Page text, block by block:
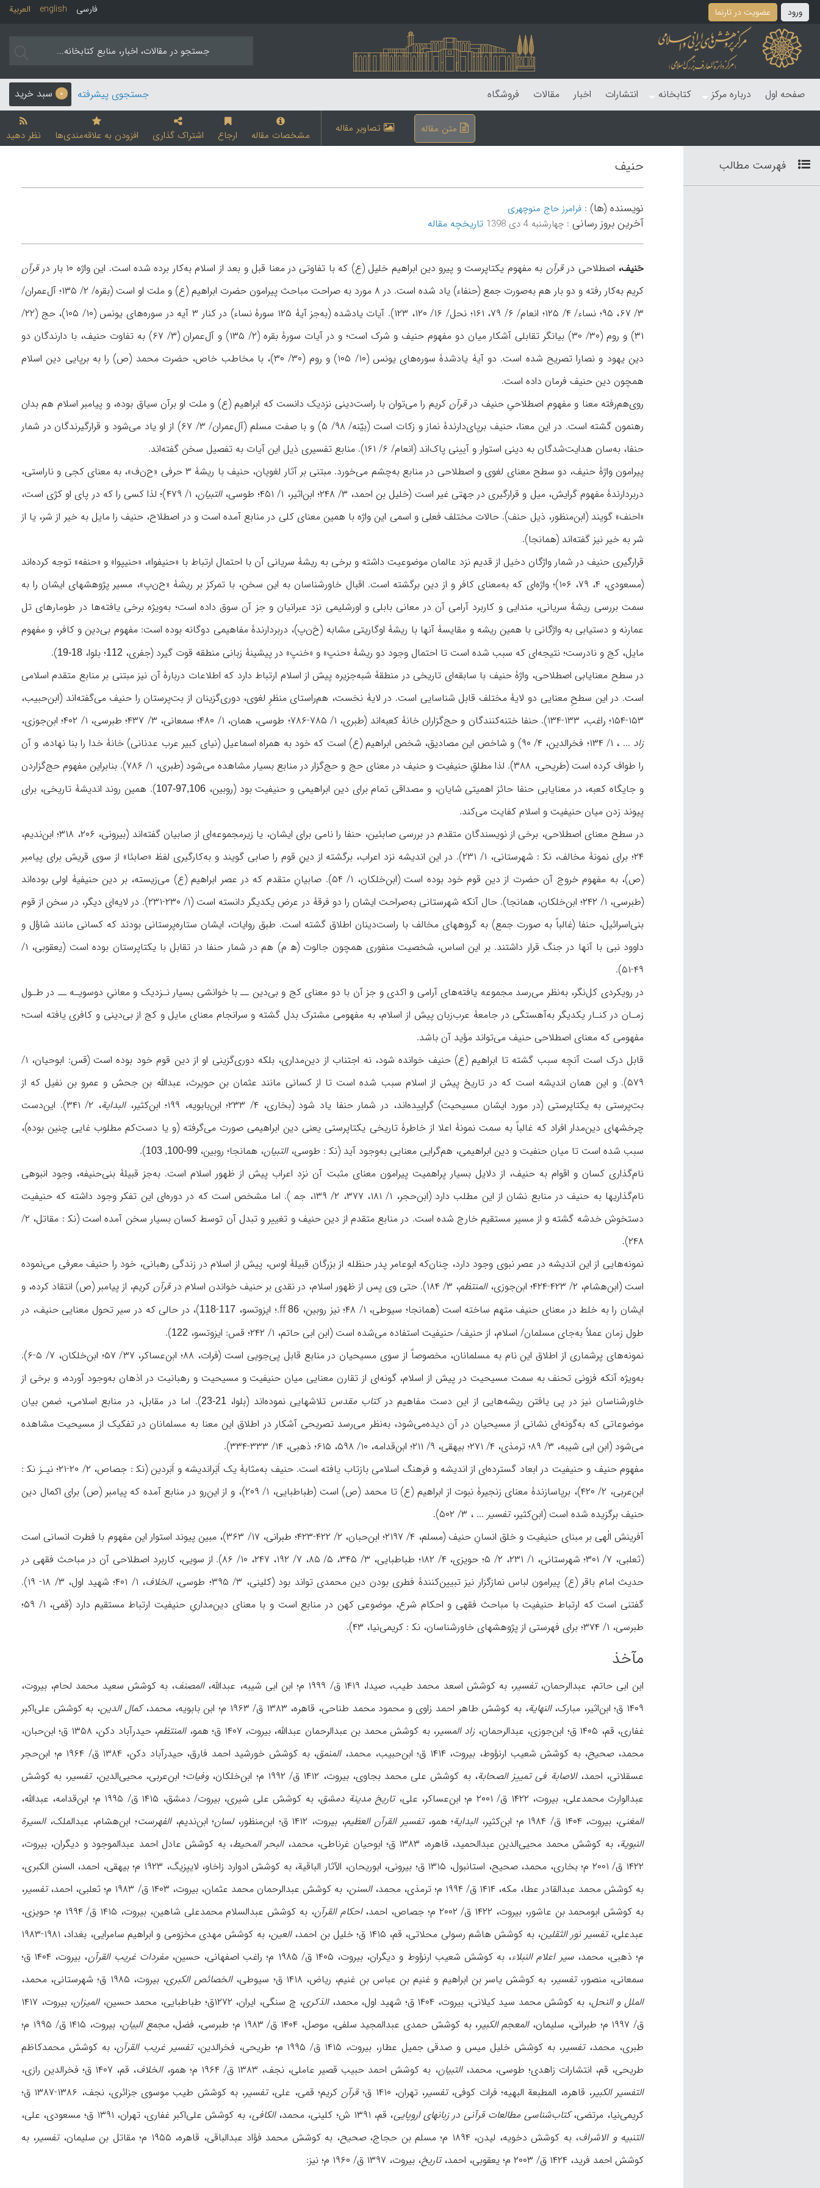
ورود عضویت در تارنما العربیة english فارسی
صفحه اول درباره مرکز کتابخانه انتشارات اخبار مقالات فروشگاه 0 سبد خرید جستجوی پیشرفته
متن مقاله تصاویر مقاله مشخصات مقاله ارجاع اشتراک گذاری افزودن به علاقه‌مندی‌ها نظر دهید
فهرست مطالب حنیف
نویسنده (ها) :فرامرز حاج منوچهری
آخرین بروز رسانی :چهارشنبه 4 دی 1398 تاریخچه مقاله
حَنيف، اصطلاحی درقرآن به مفهوم يکتاپرست و پیرو دین ابراهیم خليل (ع) که با تفاوتی در معنا قبل و بعد از اسلام به‌کار برده شده است. اين واژه ۱۰ بار در
قرآن
کريم به‌کار رفته و دو بار هم به‌صورت جمع (حنفاء) ياد شده است. در ۸ مورد به صراحت مباحث پيرامون حضرت ابراهیم (ع) و ملت او است (بقره/ ۲/ ۱۳۵؛ آل‌عمران/
۳/ ۶۷، ۹۵؛ نساء/ ۴/ ۱۲۵؛ انعام/ ۶/ ۷۹، ۱۶۱؛ نحل/ ۱۶/ ۱۲۰، ۱۲۳). آيات يادشده (به‌جز آيۀ ۱۲۵ سورۀ نساء) در کنار ۳ آيه در سوره‌های يونس (۱۰/ ۱۰۵)، حج (۲۲/
۳۱) و روم (۳۰/ ۳۰) بیانگر تقابلی آشکار میان دو مفهوم حنیف و شرک است؛ و در آيات سورۀ بقره (۲/ ۱۳۵) و آل‌عمران (۳/ ۶۷) به تفاوت حنيف، با دارندگان دو
دين يهود و نصارا تصریح شده است. دو آيۀ يادشدۀ سوره‌های يونس (۱۰/ ۱۰۵) و روم (۳۰/ ۳۰)، با مخاطب خاص، حضرت محمد (ص) را به برپايی دين اسلام
همچون دين حنيف فرمان داده است.
روی‌هم‌رفته معنا و مفهوم اصطلاحیِ حنيف درقرآنکريم را می‌توان با راست‌دينی نزدیک دانست که ابراهيم (ع) و ملت او برآن سياق بوده، و پيامبر اسلام هم بدان
رهنمون گشته است. در اين معنا، حنيف برپای‌دارندۀ نماز و زکات است (بيّنه/ ۹۸/ ۵) و با صفت مسلم (آل‌عمران/ ۳/ ۶۷) از او ياد می‌شود و قرارگيرندگان در شمار
حنفا، به‌سان هدایت‌شدگان به دینی استوار و آيينی پاک‌اند (انعام/ ۶/ ۱۶۱). منابع تفسیری ذیل اين آيات به تفصیل سخن گفته‌اند.
پیرامون واژۀ حنیف، دو سطح معنای لغوی و اصطلاحی در منابع به‌چشم می‌خورد. مبتنی بر آثار لغویان، حنیف با ریشۀ ۳ حرفی «ح‌ن‌ف»، به معنای کجی و ناراستی،
دربردارندۀ مفهوم گرايش، میل و قرارگیری در جهتی غیر است (خلیل بن احمد، ۳/ ۲۴۸؛ ابن‌اثير، ۱/ ۴۵۱؛ ‌طوسی،
التبیان
، ۱/ ۴۷۹)؛ لذا کسی را که در پای او کژی است،
«احنف» گويند (ابن‌منظور، ذیل حنف). حالات مختلف فعلی و اسمی این واژه با همین معنای کلی در منابع آمده است و در اصطلاح، حنیف را مایل به خیر از شر، یا از
شر به خیر نیز گفته‌اند (همانجا).
قرارگیری حنیف در شمار واژگان دخیل از قدیم نزد عالمان موضوعیت داشته و برخی به ریشۀ سریانی آن با احتمال ارتباط با «حنیفوا»، «حنیپوا» و «حنفه» توجه کرده‌اند
(مسعودی، ۴، ۷۹، ۱۰۶)؛ واژه‌ای که به‌معنای کافر و از دین برگشته است. اقبال خاورشناسان به این سخن، با تمرکز بر ریشۀ «ح‌ن‌پ»، مسیر پژوهشهای ایشان را به
سمت بررسی ریشۀ سریانی، مندایی و کاربرد آرامی آن در معانی بابلی و اورشلیمی نزد عبرانیان و جز آن سوق داده است؛ به‌ويژه برخی یافته‌ها در طومارهای تل
عمارنه و دستيابی به واژگانی با همین ریشه و مقایسۀ آنها با ریشۀ اوگاریتی مشابه (خ‌ن‌پ)، دربردارندۀ مفاهیمی دوگانه بوده است: مفهوم بی‌دین و کافر، و مفهوم
مایل، کج و نادرست؛ نتیجه‌ای که سبب شده است تا احتمال وجود دو ریشۀ «حنپ» و «خنپ» در پیشینۀ زبانی منطقه قوت گیرد (جفری، 112؛ بلوا،18-19
).
در سطح معنایابی اصطلاحی، واژۀ حنیف با سابقه‌ای تاریخی در منطقۀ شبه‌جزیره پیش از اسلام ارتباط دارد که اطلاعات دربارۀ آن نیز مبتنی بر منابع متقدم اسلامی
است. در این سطحِ معنایی دو لایۀ مختلف قابل شناسایی است. در لایۀ نخست، هم‌راستای منظرِ لغوی، دوری‌گزینان از بت‌پرستان را حنیف می‌گفته‌اند (ابن‌حبیب،
۱۵۳-۱۵۴؛ راغب، ۱۳۳-۱۳۴). حنفا ختنه‌کنندگان و حج‌گزاران خانۀ کعبه‌اند (طبری، ۱/ ۷۸۵-۷۸۶؛ طوسی، همان، ۱/ ۴۸۰؛ سمعانی، ۳/ ۴۳۷؛ طبرسی، ۱/ ۴۰۲؛ ابن‌جوزی،
زاد
... ، ۱/ ۱۳۴؛ فخرالدین، ۴/ ۹۰) و شاخص این مصادیق، شخص ابراهیم (ع) است که خود به همراه اسماعیل (نیای کبیر عرب عدنانی) خانۀ خدا را بنا نهاده، و آن
را طواف کرده است (طریحی، ۳۸۸). لذا مطلقِ حنیفیت و حنیف در معنای حج و حج‌گزار در منابع بسیار مشاهده می‌شود (طبری، ۱/ ۷۸۶). بنابراین مفهوم حج‌گزاردن
و جایگاه کعبه، در معنایابی حنفا حائز اهمیتی شایان، و مصداقی تمام برای دين ابراهیمی و حنیفیت بود (روبين،97,106-107
). همین روند اندیشۀ تاریخی، برای
پیوند زدن میان حنیفیت و اسلام کفایت می‌کند.
در سطح معنای اصطلاحی، برخی از نویسندگان متقدم در بررسی صابئین، حنفا را نامی برای ایشان، یا زیرمجموعه‌ای از صابیان گفته‌اند (بیرونی، ۲۰۶، ۳۱۸؛ ابن‌ندیم،
۲۴؛ برای نمونۀ مخالف، نک‍ : شهرستانی، ۱/ ۲۳۱). در این اندیشه نزد اعراب، برگشته از دینِ قوم را صابی گویند و به‌کارگیری لفظ «صابئا» از سوی قریش برای پیامبر
(ص)، به مفهوم خروج آن حضرت از دین قوم خود بوده است (ابن‌خلکان، ۱/ ۵۴). صابیانِ متقدم که در عصر ابراهيم (ع) می‌زیسته، بر دین حنیفیۀ اولى بوده‌‌اند
(طبرسی، ۱/ ۲۴۲؛ ابن‌خلکان، همانجا). حال آنکه شهرستانی به‌صراحت ايشان را دو فرقۀ در عرض یکدیگر دانسته است (۱/ ۲۳۰-۲۳۱). در لایه‌ای دیگر، در سخن از قوم
بنی‌اسرائیل، حنفا (غالباً به صورت جمع) به گروههای مخالف با راست‌دينان اطلاق گشته است. طبق روایات، ایشان ستاره‌پرستانی بودند که کسانی مانند شاؤل و
داوود نبی با آنها در جنگ قرار داشتند. بر این اساس، شخصیت منفوری همچون جالوت (ه‍ م) هم در شمار حنفا در تقابل با یکتاپرستان بوده است (یعقوبی، ۱/
۴۹-۵۱).
در رویکردی کل‌نگر، به‌نظر می‌رسد مجموعه یافته‌های آرامی و اکدی و جز آن با دو معنای کج و بی‌دین ــ با خوانشی بسیار نـزدیک و معانیِ دوسویـه ــ در طـول
زمـان در کنـار یکدیگر به‌آهستگی در جامعۀ عرب‌زبان پیش از اسلام، به مفهومی مشترک بدل گشته و سرانجام معنای مایل و کج از بی‌دینی و کافری يافته است؛
مفهومی که معنای اصطلاحی حنیف می‌تواند مؤيد آن باشد.
قابل درک است آنچه سبب گشته تا ابراهیم (ع) حنیف خوانده شود، نه اجتناب از دین‌مداری، بلکه دوری‌گزینی او از دین قوم خود بوده است (قس: ابوحیان، ۱/
۵۷۹). و این همان اندیشه است که در تاریخ پیش از اسلام سبب شده است تا از کسانی مانند عثمان بن حویرث، عبدالله بن جحش و عمرو بن نفیل که از
بت‌پرستی به يکتاپرستی (در مورد ایشان مسیحیت) گراییده‌اند، در شمار حنفا یاد شود (بخاری، ۴/ ۲۳۳؛ ابن‌بابويه، ۱۹۹؛ ابن‌کثیر،
البدایة
، ۲/ ۳۴۱). این‌دست
چرخشهای دین‌مدار افراد که غالباً به سمت نمونۀ اعلا از خاطرۀ تاریخی یکتاپرستی يعنی دین ابراهیمی صورت می‌گرفته (و یا دست‌کم مطلوب غایی چنین بوده)،
سبب شده است تا میان حنفیت و دین ابراهیمی، هم‌گرایی معنایی به‌وجود آيد (نک‍ : ‌طوسی،التبیان، همانجا؛ روبين، 99-100, 103
).
نام‌گذاری کسان و اقوام به حنیف، از دلایل بسیار پراهمیت پیرامون معنای مثبت آن نزد اعراب پیش از ظهور اسلام است. به‌جز قبیلۀ بنی‌حنیفه، وجود انبوهی
نام‌گذاریها به حنیف در منابع نشان از این مطلب دارد (ابن‌حجر، ۱/ ۱۸۱، ۳۷۷، ۲/ ۱۳۹، جم‍‌ ). اما مشخص است که در دوره‌ای این تفکر وجود داشته که حنیفیت
دستخوش خدشه گشته و از مسیر مستقیم خارج شده است. در منابع متقدم از دین حنیف و تغییر و تبدل آن توسط کسان بسیار سخن آمده است (نک‍ : مقاتل، ۲/
۲۴۸).
نمونه‌هایی از این اندیشه در عصر نبوی وجود دارد، چنان‌که ابوعامر پدر حنظله از بزرگان قبیلۀ اوس، پیش از اسلام در زندگی رهبانی، خود را حنیف معرفی می‌نموده
است (ابن‌هشام، ۲/ ۴۲۳-۴۲۴؛ ابن‌جوزی،
المنتظم، ۳/ ۱۸۴). حتى وی پس از ظهور اسلام، در نقدی بر حنیف خواندن اسلام در قرآنکريم، از پیامبر (ص) انتقاد کرده، و
ایشان را به خلط در معنای حنیف متهم ساخته است (همانجا؛ سيوطی، ۱/ ۴۸؛ نیز روبین،
86 ff.؛ ایزوتسو، 117
-
118)، در حالی که در سیر تحول معنایی حنیف، در
طول زمان عملاً به‌جای مسلمان/ اسلام، از حنیف/ حنیفیت استفاده می‌شده است (ابن ابی حاتم، ۱/ ۲۴۲؛ قس: ايزوتسو،
122
).
نمونه‌های پرشماری از اطلاق اين نام به مسلمانان، مخصوصاً از سوی مسیحیان در منابع قابل پی‌جویی است (فرات، ۸۸؛ ابن‌عساکر، ۳۷/ ۵۷؛ ابن‌خلکان، ۷/ ۵-۶).
به‌ويژه آنکه فزونی تحنف به سمت مسیحیت در پیش از اسلام، گونه‌ای از تقارن معنایی میان حنیفیت و مسیحیت و رهبانیت در اذهان به‌وجود آورده، و برخی از
خاورشناسان نیز در پی یافتن ریشه‌هایی از این دست مفاهیم درکتاب مقدس تلاشهایی نموده‌اند (بلوا، 21-23
). اما در مقابل، در منابع اسلامی، ضمن بیان
موضوعاتی که به‌گونه‌ای نشانی از مسیحیان در آن دیده‌می‌شود، به‌نظر می‌رسد تصریحی آشکار در اطلاق این معنا به مسلمانان در تفکیک از مسیحیت مشاهده
می‌شود (ابن ابی شیبه، ۳/ ۸۹؛ ترمذی، ۴/ ۲۷۱؛ بيهقی، ۹/ ۲۱۱؛ ابن‌قدامه، ۱۰/ ۵۹۸، ۶۱۵؛ ذهبی، ۱۴/ ۳۳۳-۳۳۴).
مفهوم حنیف و حنیفیت در ابعاد گسترده‌ای از اندیشه و فرهنگ اسلامی بازتاب یافته است. حنیف به‌مثابۀ يک اَبَراندیشه و اَبَردین ‌(نک‍ : جصاص، ۲/ ۲۰-۲۱؛ نیـز نک‍ :
ابن‌عربی، ۲/ ۴۲۰)، برپاسازندۀ معنای زنجیرۀ نبوت از ابراهیم (ع) تا محمد (ص) است (طباطبایی، ۱/ ۲۰۹)، و از این‌رو در منابع آمده که پیامبر (ص) برای اکمال دین
حنیف برگزیده شده است (ابن‌کثیر،تفسیر ... ، ۳/ ۵۰۲).
آفرينش الٰهی بر مبنای حنیفیت و خلق انسانِ حنیف (مسلم، ۴/ ۲۱۹۷؛ ابن‌حبان، ۲/ ۴۲۲-۴۲۳؛ طبرانی، ۱۷/ ۳۶۳)، مبین پیوند استوار اين مفهوم با فطرت انسانی است
(ثعلبی، ۷/ ۳۰۱؛ شهرستانی، ۱/ ۲۳۱، ۲/ ۵؛ حویزی، ۴/ ۱۸۲؛ طباطبایی، ۳/ ۳۴۵، ۵/ ۸۵، ۷/ ۱۹۲، ۲۴۷، ۱۰/ ۸۶). از سویی، کاربرد اصطلاحی آن در مباحث فقهی در
حدیث امام باقر (ع) پیرامون لباس نمازگزار نیز تبیین‌کنندۀ فطری بودن دين محمدی تواند بود (کلينی، ۳/ ۳۹۵؛ طوسی،
الخلاف
، ۱/ ۴۰۱؛ شهید اول، ۳/ ۱۸- ۱۹).
گفتنی است که ارتباط حنیفیت با مباحث فقهی و احکام شرع، موضوعی کهن در منابع است و با معنای دین‌مداریِ حنیفیت ارتباط مستقیم دارد (قمی، ۱/ ۵۹؛
طبرسی، ۱/ ۳۷۴؛ برای فهرستی از پژوهشهای خاورشناسان، نک‍ : کریمی‌نیا، ۴۳).
مآخذ
ابن ابی حاتم، عبدالرحمان،تفسیر، به کوشش اسعد محمد طیب، صیدا، ۱۴۱۹ ق/ ۱۹۹۹ م؛ ابن ابی شيبه، عبدالله، المصنف، به کوشش سعيد محمد لحام، بيروت،
۱۴۰۹ ق؛ ابن‌اثير، مبارک‌‌،
النهاية، به کوشش طاهر احمد زاوی و محمود محمد طناحی‌، قاهره‌، ۱۳۸۳ ق‌/ ۱۹۶۳ م؛ ابن بابويه‌، محمد، کمال الدين‌، به کوشش علی‌اکبر
غفاری، قم، ۱۴۰۵ ق؛ ابن‌جوزی، عبدالرحمان،
زاد المسير، به کوشش محمد بن عبدالرحمان عبدالله، بیروت، ۱۴۰۷ ق؛ همو‌، المنتظم‌
، حيدرآباد دکن‌، ۱۳۵۸ ق‌؛ ابن‌حبان‌،
محمد،صحيح، به کوشش شعيب ارنؤوط، بيروت، ۱۴۱۴ ق؛ ابن‌حبيب، محمد، المنمق
، به کوشش خورشيد احمد فارق، حيدرآباد دکن، ۱۳۸۴ ق/ ۱۹۶۴ م؛ ابن‌حجر
عسقلانی‌، احمد،الاصابة فی تمييز الصحابة، به کوشش علی محمد بجاوی، بيروت، ۱۴۱۲ ق/ ۱۹۹۲ م؛ ابن‌خلکان، وفيات؛ ابن‌عربی، محیی‌الدین،تفسير، به کوشش
عبدالوارث محمدعلی، بیروت، ۱۴۲۲ ق/ ۲۰۰۱ م؛ ابن‌عساکر، علی‌،
تاريخ مدينة دمشق‌، به کوشش علی شيری‌، بيروت/ دمشق، ۱۴۱۵ ق/ ۱۹۹۵ م؛ ابن‌قدامه‌، عبدالله‌،
المغنی‌، بيروت‌، ۱۴۰۴ ق‌/ ۱۹۸۴ م‌؛ ابن‌کثير، البداية؛ همو،تفسیر القرآن العظیم، بیروت، ۱۴۱۲ ق؛ ابن‌منظور، لسان؛ ابن‌نديم‌،الفهرست‌؛ ابن‌هشام‌، عبدالملک‌، السيرة
النبوية، به کوشش محمد محيی‌الدين عبدالحميد، قاهره، ۱۳۸۳ ق؛ ابوحیان غرناطی، محمد، البحر المحيط، به کوشش عادل احمد عبدالموجود و ديگران، بیروت،
۱۴۲۲ ق/ ۲۰۰۱ م؛ بخاری، محمد، صحيح‌، استانبول‌، ۱۳۱۵ ق‌؛ بيرونی، ابوریحان، الآثار الباقية، به‏ کوشش‏ ادوارد زاخاو، لایپزیگ، ۱۹۲۳ م؛ بيهقی، احمد، السنن الکبرى،
به کوشش محمد عبدالقادر عطا، مکه، ۱۴۱۴ ق/ ۱۹۹۴ م؛ ترمذی، محمد،
السنن، به کوشش عبدالرحمان محمد عثمان، بیروت، ۱۴۰۳ ق/ ۱۹۸۳ م؛ ثعلبی، احمد، تفسير،
به کوشش ابومحمد بن عاشور، بيروت، ۱۴۲۲ ق/ ۲۰۰۲ م؛ جصاص‌، احمد،
احکام القرآن‌
، به کوشش عبدالسلام محمدعلی شاهین، بیروت، ۱۴۱۵ ق/ ۱۹۹۴ م؛ حويزی،
عبدعلی،تفسير نور الثقلين، به کوشش هاشم رسولی محلاتی، قم، ۱۴۱۵ ق؛ خلیل بن احمد، العین
، به کوشش مهدی مخزومی و ابراهیم سامرایی، بغداد، ۱۹۸۱-۱۹۸۳
م؛ ذهبی‌، محمد، سير اعلام النبلاء، به کوشش شعيب ارنؤوط و ديگران‌، بيروت‌، ۱۴۰۵ ق‌/ ۱۹۸۵ م؛ راغب اصفهانی‌، حسين‌، مفردات غریب القرآن‌
، بيروت، ۱۴۰۴ ق؛
سمعانی، منصور،تفسير، به کوشش یاسر بن ابراهيم و غنیم بن عباس بن غنیم، ریاض، ۱۴۱۸ ق؛ سيوطی، الخصائص الکبرى، بیروت، ۱۹۸۵ ق؛ شهرستانی‌، محمد،
الملل و النحل‌، به کوشش‌ محمد سيد کيلانی، بيروت، ۱۴۰۴ ق؛ شهيد اول‌، محمد، الذکرى، چ سنگی‌، ايران‌، ۱۲۷۲ق‌؛ طباطبايی‌، محمد حسين‌، الميزان‌
، بيروت‌، ۱۴۱۷
ق/ ۱۹۹۷ م؛ طبرانی، سليمان،
المعجم الکبير، به کوشش حمدی عبدالمجيد سلفی، موصل، ۱۴۰۴ ق/ ۱۹۸۳ م؛ طبرسی، فضل، مجمع البیان
، بیروت، ۱۴۱۵ ق/ ۱۹۹۵ م؛
طبری، محمد،تفسير، به کوشش خليل ميس و صدقی جميل عطار، بيروت، ۱۴۱۵ ق/ ۱۹۹۵ م؛ طريحی، فخرالدین، تفسير غريب القرآن، به کوشش محمدکاظم
طريحی، قم، انتشارات زاهدی؛ طوسی‏، محمد،التبيان، به‏ کوشش احمد حبیب قصير عاملی‏، نجف‏، ۱۳۸۳ ق/ ۱۹۶۴ م؛ همو، الخلاف، قم، ۱۴۰۷ ق؛ فخرالدین رازی،
التفسير الکبير، قاهره‌، المطبعة البهيه‌؛ فرات‏ کوفی،تفسير، تهران، ۱۴۱۰ ق؛ قرآنکريم؛ قمی‌، علی‌،تفسير
، به کوشش طيب موسوی جزائری، نجف‌، ۱۳۸۶-۱۳۸۷ ق؛
کریمی‌نیا، مرتضى،کتاب‌شناسی مطالعات قرآنی در زبانهای اروپایی، قم، ۱۳۹۱ ش؛ کلينی‌، محمد، الکافی، به کوشش علی‌اکبر غفاری، تهران‌، ۱۳۹۱ ق؛ مسعودی، علی،
التنبيه و الاشراف، به کوشش دخويه، ليدن، ۱۸۹۴ م؛ مسلم بن حجاج‌، صحيح‌، به کوشش‌ محمد فؤاد عبدالباقی‌، قاهره‌، ۱۹۵۵ م؛ مقاتل بن سلیمان، تفسیر، به
کوشش احمد فريد، ۱۴۲۴ ق/ ۲۰۰۳ م؛ يعقوبی‌، احمد،
تاريخ‌، بيروت‌، ۱۳۹۷ ق/ ۱۹۶۰ م؛ نيز: